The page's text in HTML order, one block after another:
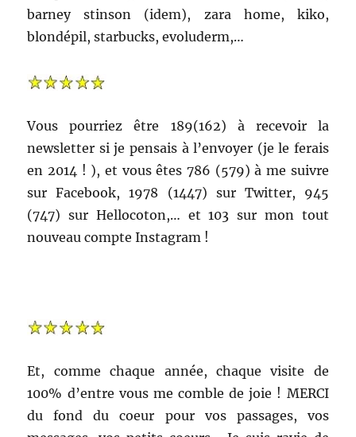
barney stinson (idem), zara home, kiko,
blondépil, starbucks, evoluderm,…
Vous pourriez être 189(162) à recevoir la
newsletter si je pensais à l’envoyer (je le ferais
en 2014 ! ), et vous êtes 786 (579) à me suivre
sur Facebook, 1978 (1447) sur Twitter, 945
(747) sur Hellocoton,… et 103 sur mon tout
nouveau compte Instagram !
Et, comme chaque année, chaque visite de
100% d’entre vous me comble de joie ! MERCI
du fond du coeur pour vos passages, vos